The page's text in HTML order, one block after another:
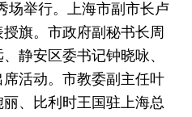
场举行。上海市副市长卢
旗。市政府副秘书长周
静安区委书记钟晓咏、
活动。市教委副主任叶
、比利时王国驻上海总